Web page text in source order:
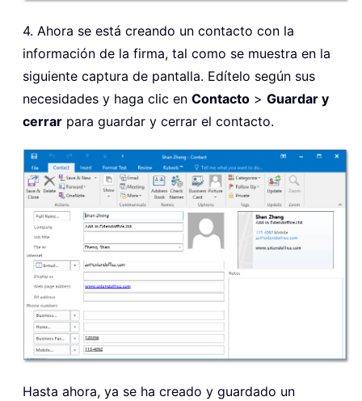
4. Ahora se está creando un contacto con la
información de la firma, tal como se muestra en la
siguiente captura de pantalla. Edítelo según sus
necesidades y haga clic en Contacto > Guardar y
cerrar para guardar y cerrar el contacto.
Hasta ahora, ya se ha creado y guardado un